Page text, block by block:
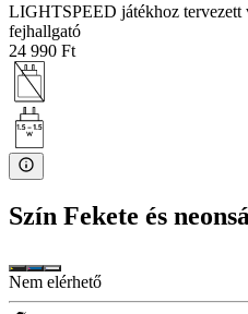
LIGHTSPEED játékhoz tervezett
fejhallgató
24 990 Ft
Szín Fekete és
Nem elérhető